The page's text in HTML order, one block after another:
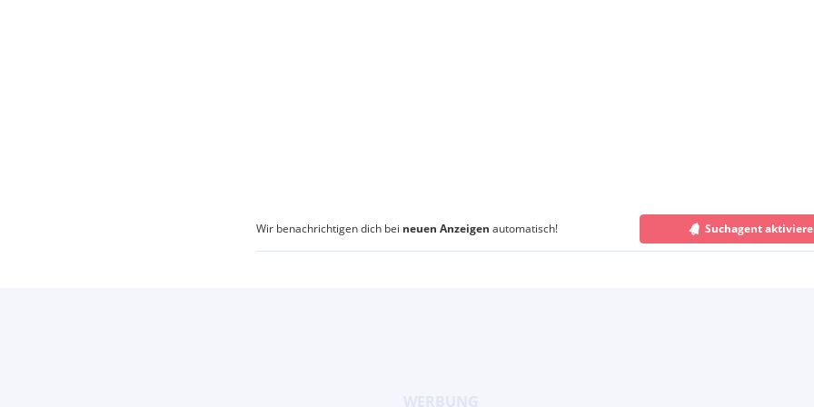
Wir benachrichtigen dich bei neuen Anzeigen automatisch! Suchagent